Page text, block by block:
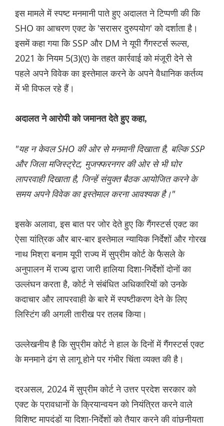
इस मामले में स्पष्ट मनमानी पाते हुए अदालत ने टिप्पणी की कि
SHO का आचरण एक्ट के 'सरासर दुरुपयोग' को दर्शाता है।
इसमें कहा गया कि SSP और DM ने यूपी गैंगस्टर्स रूल्स,
2021 के नियम 5(3)(ए) के तहत कार्रवाई को मंजूरी देने से
पहले अपने विवेक का इस्तेमाल करने के अपने वैधानिक कर्तव्य
में भी विफल रहे हैं।
अदालत ने आरोपी को जमानत देते हुए कहा,
"यह न केवल SHO की ओर से मनमानी दिखाता है, बल्कि SSP
और जिला मजिस्ट्रेट, मुजफ्फरनगर की ओर से भी घोर
लापरवाही दिखाता है, जिन्हें संयुक्त बैठक आयोजित करने के
समय अपने विवेक का इस्तेमाल करना आवश्यक है।"
इसके अलावा, इस बात पर जोर देते हुए कि गैंगस्टर्स एक्ट का
ऐसा यांत्रिक और बार-बार इस्तेमाल न्यायिक निर्देशों और गोरख
नाथ मिश्रा बनाम यूपी राज्य में सुप्रीम कोर्ट के फैसले के
अनुपालन में राज्य द्वारा जारी हालिया दिशा-निर्देशों दोनों का
उल्लंघन करता है, कोर्ट ने संबंधित अधिकारियों को उनके
कदाचार और लापरवाही के बारे में स्पष्टीकरण देने के लिए
लिस्टिंग की अगली तारीख पर तलब किया।
उल्लेखनीय है कि सुप्रीम कोर्ट ने हाल के दिनों में गैंगस्टर्स एक्ट
के मनमाने ढंग से लागू होने पर गंभीर चिंता व्यक्त की है।
दरअसल, 2024 में सुप्रीम कोर्ट ने उत्तर प्रदेश सरकार को
एक्ट के प्रावधानों के क्रियान्वयन को नियंत्रित करने वाले
विशिष्ट मापदंडों या दिशा-निर्देशों को तैयार करने की वांछनीयता